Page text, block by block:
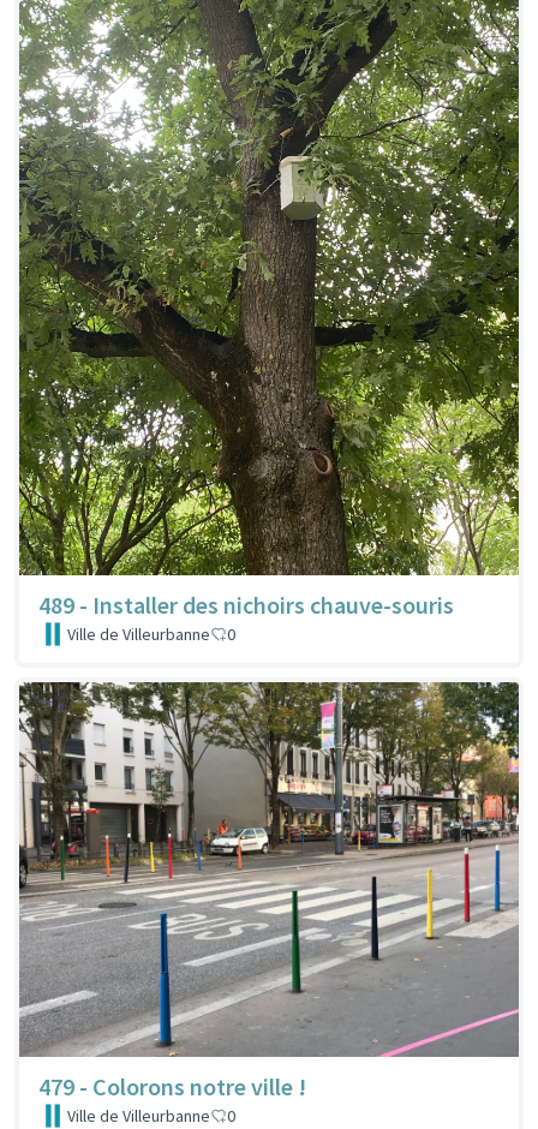
489 - Installer des nichoirs chauve-souris
Ville de Villeurbanne 0
479 - Colorons notre ville !
Ville de Villeurbanne 0